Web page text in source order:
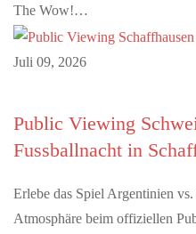
The Wow!…
Juli 09, 2026
Public Viewing
Fussballnacht in
Erlebe das Spiel Argentinien
Atmosphäre beim offiziellen